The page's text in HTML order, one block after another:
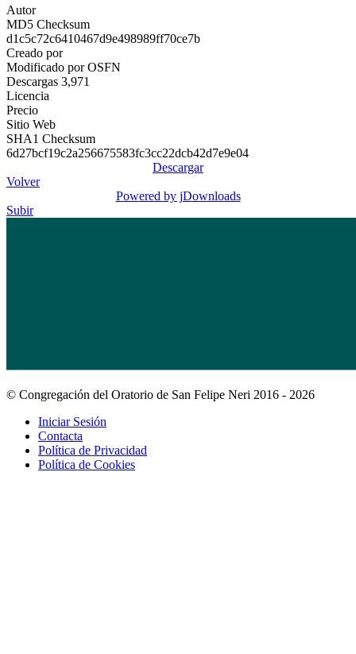
Autor
MD5 Checksum
d1c5c72c6410467d9e498989ff70ce7b
Creado por
Modificado porOSFN
Descargas 3,971
Licencia
Precio
Sitio Web
SHA1 Checksum
6d27bcf19c2a256675583fc3cc22dcb42d7e9e04
Descargar
Volver
Powered by jDownloads
Subir
© Congregación del Oratorio de San Felipe Neri 2016 - 2026
Iniciar Sesión
Contacta
Política de Privacidad
Política de Cookies